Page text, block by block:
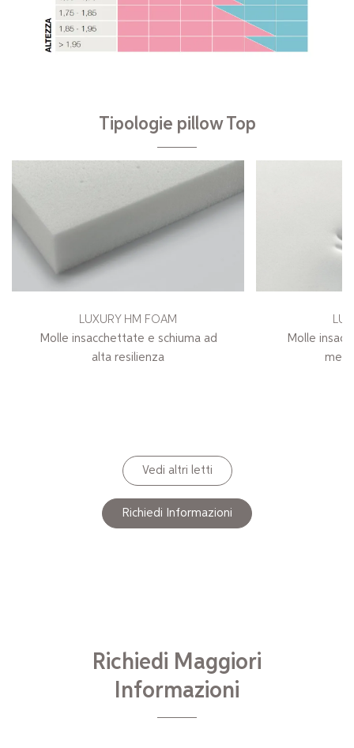
Tipologie pillow Top
LUXURY HM FOAM
Molle insacchettate e schiuma ad
alta resilienza
Molle
Vedi altri letti
Richiedi Informazioni
Richiedi Maggiori
Informazioni